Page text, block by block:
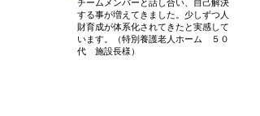
チームメンバーと話し合い、自己解決
する事が増えてきました。少しずつ人
財育成が体系化されてきたと実感して
います。（特別養護老人ホーム ５０
代 施設長様）